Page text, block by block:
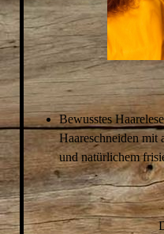
Bewusstes
Haareschneiden mit
und natürlichem